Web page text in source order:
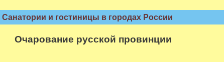
Санатории и гостиницы в городах России
Очарование русской провинции